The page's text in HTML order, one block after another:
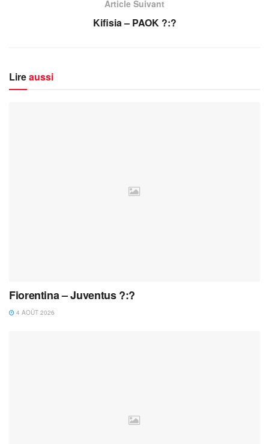
Article Suivant
Kifisia – PAOK ?:?
Lireaussi
Fiorentina – Juventus ?:?
4 AOÛT 2026